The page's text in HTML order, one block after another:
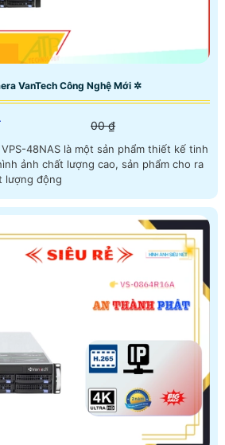
VanTech Công Nghệ Mới ✲
00 ₫
48NAS là một sản phẩm thiết kế tinh
lượng động